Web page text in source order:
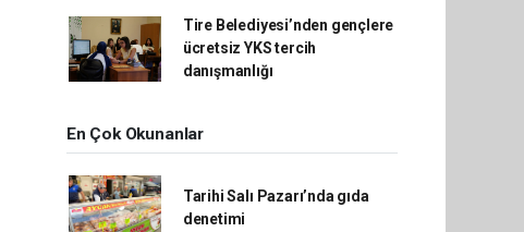
Tire Belediyesi’nden gençlere
ücretsiz YKS tercih
danışmanlığı
En Çok Okunanlar
Tarihi Salı Pazarı’nda gıda
denetimi